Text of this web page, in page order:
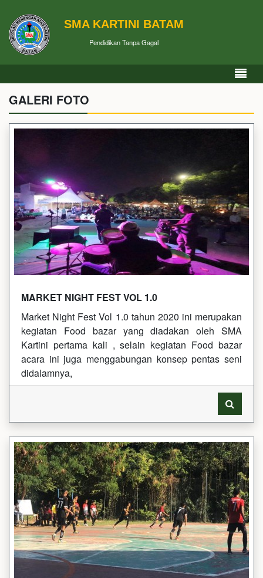
SMA KARTINI BATAM
Pendidikan Tanpa Gagal
GALERI FOTO
MARKET NIGHT FEST VOL 1.0
Market Night Fest Vol 1.0 tahun 2020 ini merupakan
kegiatan Food bazar yang diadakan oleh SMA
Kartini pertama kali , selain kegiatan Food bazar
acara ini juga menggabungan konsep pentas seni
didalamnya,